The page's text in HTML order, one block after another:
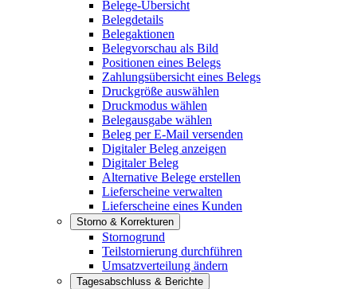
Belege-Übersicht
Belegdetails
Belegaktionen
Belegvorschau als Bild
Positionen eines Belegs
Zahlungsübersicht eines Belegs
Druckgröße auswählen
Druckmodus wählen
Belegausgabe wählen
Beleg per E-Mail versenden
Digitaler Beleg anzeigen
Digitaler Beleg
Alternative Belege erstellen
Lieferscheine verwalten
Lieferscheine eines Kunden
Storno & Korrekturen
Stornogrund
Teilstornierung durchführen
Umsatzverteilung ändern
Tagesabschluss & Berichte